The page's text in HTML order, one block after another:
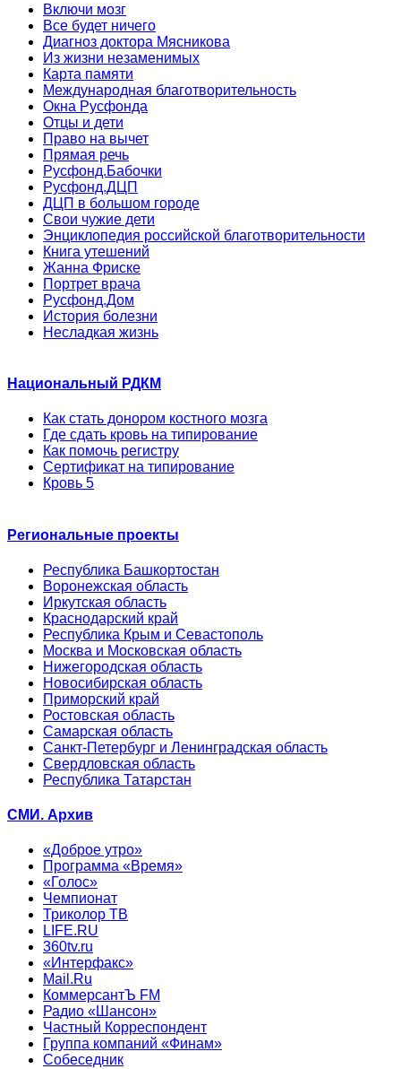
Включи мозг
Все будет ничего
Диагноз доктора Мясникова
Из жизни незаменимых
Карта памяти
Международная благотворительность
Окна Русфонда
Отцы и дети
Право на вычет
Прямая речь
Русфонд.Бабочки
Русфонд.ДЦП
ДЦП в большом городе
Свои чужие дети
Энциклопедия российской благотворительности
Книга утешений
Жанна Фриске
Портрет врача
Русфонд.Дом
История болезни
Несладкая жизнь
Национальный РДКМ
Как стать донором костного мозга
Где сдать кровь на типирование
Как помочь регистру
Сертификат на типирование
Кровь 5
Региональные проекты
Республика Башкортостан
Воронежская область
Иркутская область
Краснодарский край
Республика Крым и Севастополь
Москва и Московская область
Нижегородская область
Новосибирская область
Приморский край
Ростовская область
Самарская область
Санкт-Петербург и Ленинградская область
Свердловская область
Республика Татарстан
СМИ. Архив
«Доброе утро»
Программа «Время»
«Голос»
Чемпионат
Триколор ТВ
LIFE.RU
360tv.ru
«Интерфакс»
Mail.Ru
КоммерсантЪ FM
Радио «Шансон»
Частный Корреспондент
Группа компаний «Финам»
Собеседник